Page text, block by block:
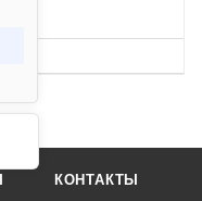
КОНТАКТЫ